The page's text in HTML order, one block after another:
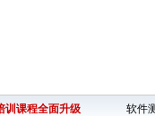
训课程全面升级 软件